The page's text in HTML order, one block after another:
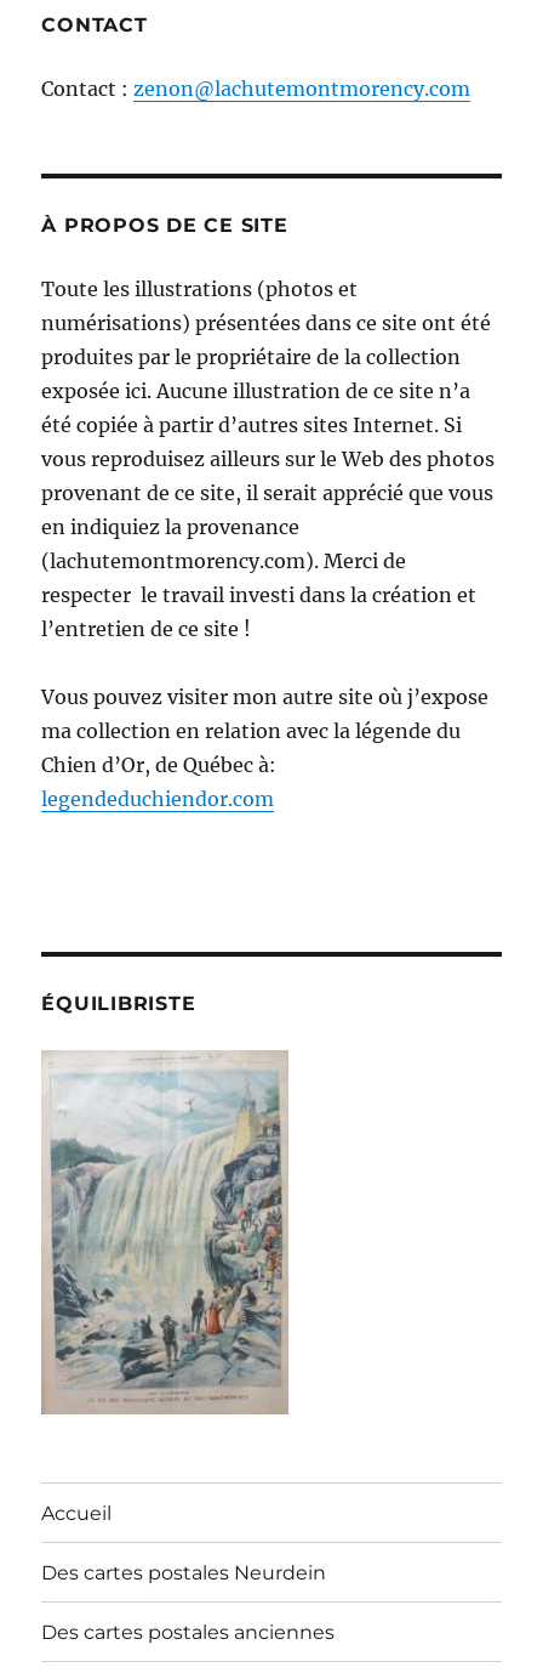
CONTACT
Contact :zenon@lachutemontmorency.com
À PROPOS DE CE SITE
Toute les illustrations (photos et
numérisations) présentées dans ce site ont été
produites par le propriétaire de la collection
exposée ici. Aucune illustration de ce site n’a
été copiée à partir d’autres sites Internet. Si
vous reproduisez ailleurs sur le Web des photos
provenant de ce site, il serait apprécié que vous
en indiquiez la provenance
(lachutemontmorency.com). Merci de
respecter le travail investi dans la création et
l’entretien de ce site !
Vous pouvez visiter mon autre site où j’expose
ma collection en relation avec la légende du
Chien d’Or, de Québec à:
legendeduchiendor.com
ÉQUILIBRISTE
Accueil
Des cartes postales Neurdein
Des cartes postales anciennes